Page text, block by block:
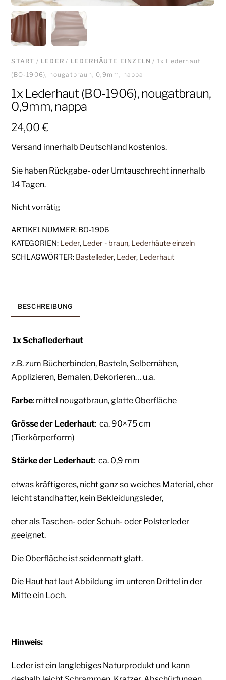
START / LEDER / LEDERHÄUTE EINZELN / 1x Lederhaut
(BO-1906), nougatbraun, 0,9mm, nappa
1x Lederhaut (BO-1906), nougatbraun,
0,9mm, nappa
24,00€
Versand innerhalb Deutschland kostenlos.
Sie haben Rückgabe- oder Umtauschrecht innerhalb
14 Tagen.
Nicht vorrätig
ARTIKELNUMMER: BO-1906
KATEGORIEN: Leder, Leder - braun, Lederhäute einzeln
SCHLAGWÖRTER: Bastelleder, Leder, Lederhaut
BESCHREIBUNG
1x Schaflederhaut
z.B. zum Bücherbinden, Basteln, Selbernähen,
Applizieren, Bemalen, Dekorieren… u.a.
Farbe: mittel nougatbraun, glatte Oberfläche
Grösse der Lederhaut: ca. 90×75cm
(Tierkörperform)
Stärke der Lederhaut: ca. 0,9 mm
etwas kräftigeres, nicht ganz so weiches Material, eher
leicht standhafter, kein Bekleidungsleder,
eherals Taschen- oder Schuh- oder Polsterleder
geeignet.
Die Oberfläche ist seidenmatt glatt.
Die Haut hat laut Abbildung im unteren Drittel in der
Mitte ein Loch.
Hinweis:
Leder ist ein langlebiges Naturprodukt und kann